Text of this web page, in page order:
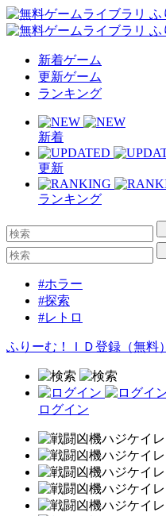
新着ゲーム
更新ゲーム
ランキング
新着
更新
ランキング
#ホラー
#探索
#レトロ
ふりーむ！ＩＤ登録（無料）
ログイン